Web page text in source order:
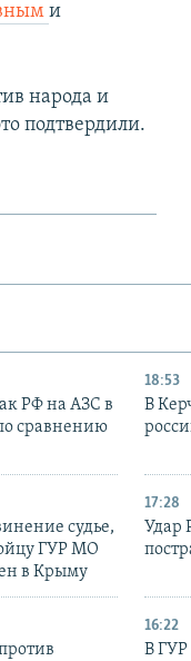
и
народа и
подтвердили.
РФ на АЗС в
сравнению
18:53
В
судье,
ГУР МО
в Крыму
17:28
Удар
16:22
В